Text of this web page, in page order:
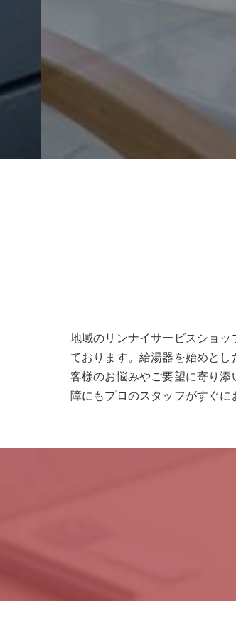
地域のリンナイサービスショ
ております。給湯器を始めと
客様のお悩みやご要望に寄り
障にもプロのスタッフがすぐに